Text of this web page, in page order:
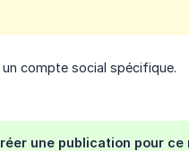
compte social spécifique.
une publication pour ce